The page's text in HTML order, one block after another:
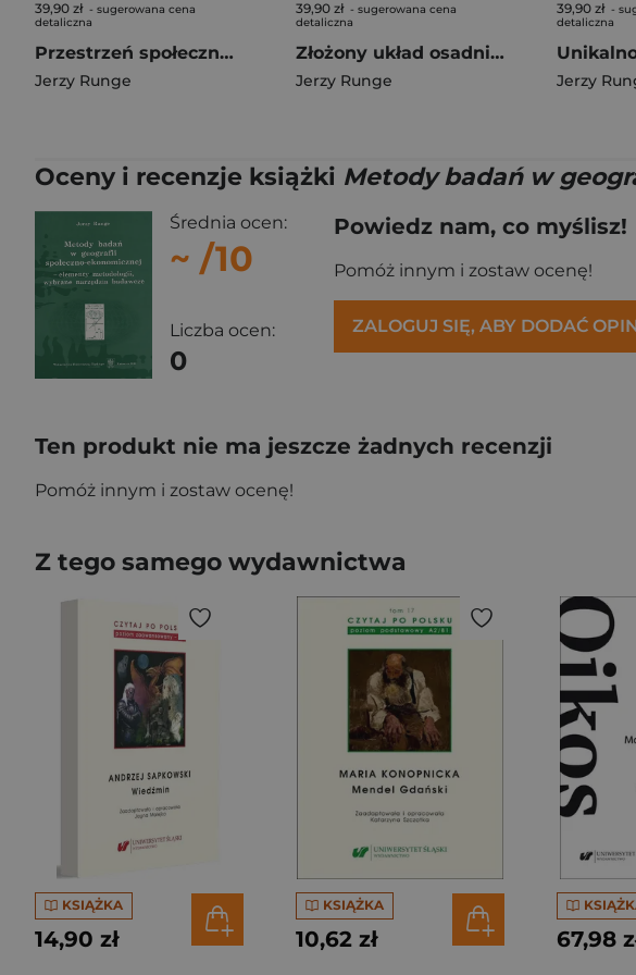
39,90 zł - sugerowana cena
detaliczna
Przestrzeń społeczno-kulturowa złożonego układu...
Jerzy Runge
39,90 zł - sugerowana cena
detaliczna
Złożony układ osadniczy tradycyjny region ekonomi
Jerzy Runge
39,90 zł -
detaliczna
Jerzy
Oceny i recenzje książki Metody badań w
Średnia ocen:
~ /10
Liczba ocen:
0
Powiedz nam, co myślisz!
Pomóż innym i zostaw ocenę!
ZALOGUJ SIĘ, ABY DODAĆ
Ten produkt nie ma jeszcze żadnych recenzji
Pomóż innym i zostaw ocenę!
Z tego samego wydawnictwa
KSIĄŻKA
14,90 zł
KSIĄŻKA
10,62 zł 67,98